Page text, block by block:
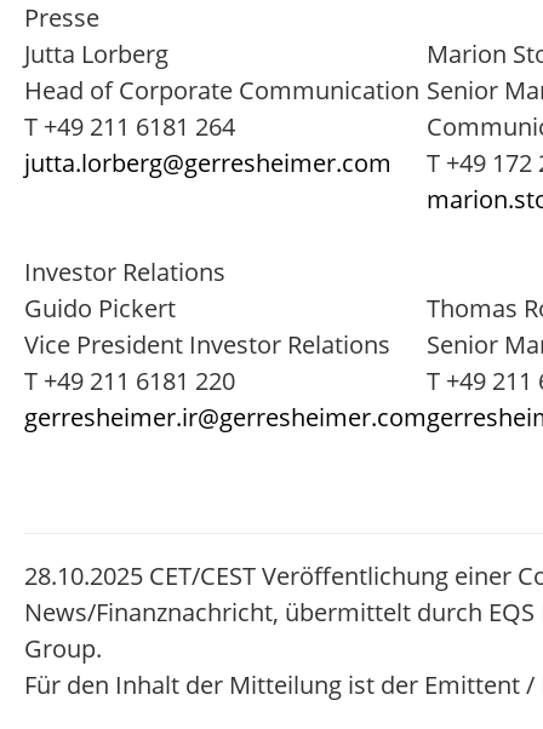
Presse
Jutta Lorberg
Head of Corporate Communication
T +49 211 6181 264
jutta.lorberg@gerresheimer.com
Marion
Senior
T +49 172
Investor Relations
Guido Pickert
Vice President Investor Relations
T +49 211 6181 220
gerresheimer.ir@gerresheimer.com
Thomas
Senior
T +49 211
28.10.2025 CET/CEST Veröffentlichung einer
News/Finanznachricht, übermittelt durch EQS
Group.
Für den Inhalt der Mitteilung ist der Emittent